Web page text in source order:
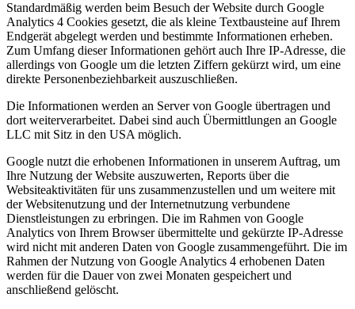
Standardmäßig werden beim Besuch der Website durch Google
Analytics 4 Cookies gesetzt, die als kleine Textbausteine auf Ihrem
Endgerät abgelegt werden und bestimmte Informationen erheben.
Zum Umfang dieser Informationen gehört auch Ihre IP-Adresse, die
allerdings von Google um die letzten Ziffern gekürzt wird, um eine
direkte Personenbeziehbarkeit auszuschließen.
Die Informationen werden an Server von Google übertragen und
dort weiterverarbeitet. Dabei sind auch Übermittlungen an Google
LLC mit Sitz in den USA möglich.
Google nutzt die erhobenen Informationen in unserem Auftrag, um
Ihre Nutzung der Website auszuwerten, Reports über die
Websiteaktivitäten für uns zusammenzustellen und um weitere mit
der Websitenutzung und der Internetnutzung verbundene
Dienstleistungen zu erbringen. Die im Rahmen von Google
Analytics von Ihrem Browser übermittelte und gekürzte IP-Adresse
wird nicht mit anderen Daten von Google zusammengeführt. Die im
Rahmen der Nutzung von Google Analytics 4 erhobenen Daten
werden für die Dauer von zwei Monaten gespeichert und
anschließend gelöscht.